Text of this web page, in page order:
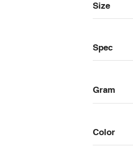
Size
Spec
Gram
Color